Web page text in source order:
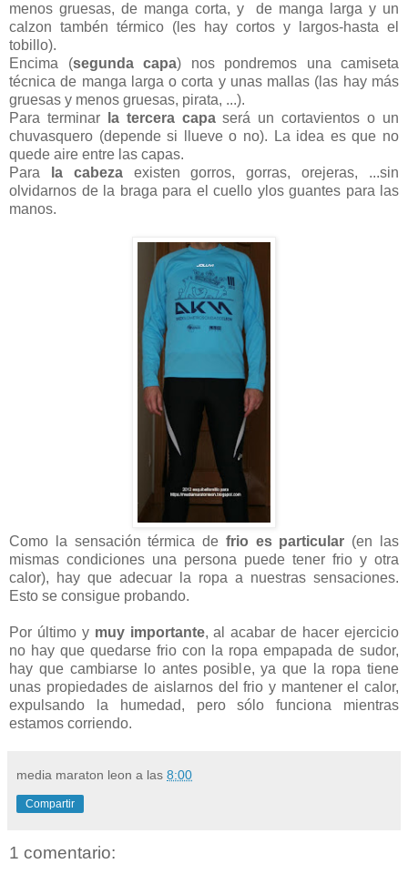
menos gruesas, de manga corta, y de manga larga y un
calzon tambén térmico (les hay cortos y largos-hasta el
tobillo).
Encima (segunda capa) nos pondremos una camiseta
técnica de manga larga o corta y unas mallas (las hay más
gruesas y menos gruesas, pirata, ...).
Para terminar
la tercera capaserá un cortavientos o un
chuvasquero (depende si llueve o no). La idea es que no
quede aire entre las capas.
Para
la cabezaexisten gorros, gorras, orejeras, ...sin
olvidarnos de la braga para el cuello ylos guantes para las
manos.
Como la sensación térmica de frio es particular (en las
mismas condiciones una persona puede tener frio y otra
calor), hay que adecuar la ropa a nuestras sensaciones.
Esto se consigue probando.
Por último y muy importante, al acabar de hacer ejercicio
no hay que quedarse frio con la ropa empapada de sudor,
hay que cambiarse lo antes posible, ya que la ropa tiene
unas propiedades de aislarnos del frio y mantener el calor,
expulsando la humedad, pero sólo funciona mientras
estamos corriendo.
media maraton leon a las 8:00
Compartir
1 comentario: